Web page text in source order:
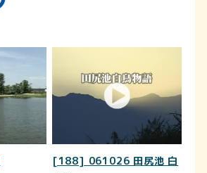
[188] 061026 田尻池 白